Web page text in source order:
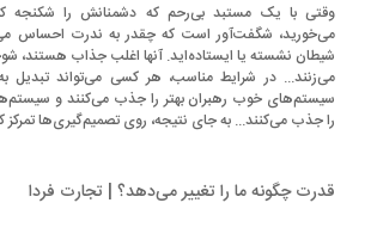
با یک مستبد بی‌رحم که دشمنانش را شکنجه کرده
شگفت‌آور است که چقدر به ندرت احساس می‌کنید
نشسته یا ایستاده‌اید. آنها اغلب جذاب هستند، شوخی
در شرایط مناسب، هر کسی می‌تواند تبدیل به یک
خوب رهبران بهتر را جذب می‌کنند و سیستم‌های بد
جذب می‌کنند... به جای نتیجه، روی تصمیم‌گیری‌ها تمرکز کنیم
چگونه ما را تغییر می‌دهد؟ | تجارت فردا